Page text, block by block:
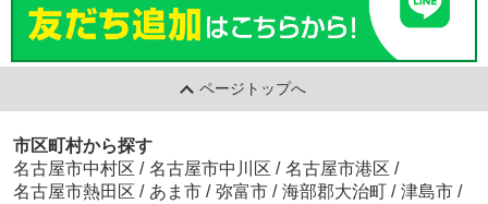
ページトップへ
市区町村から探す
名古屋市中村区 / 名古屋市中川区 / 名古屋市港区 /
名古屋市熱田区 / あま市 / 弥富市 / 海部郡大治町 / 津島市 /